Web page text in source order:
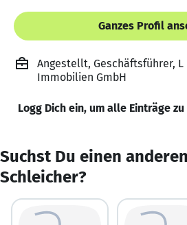
Ganzes Profil
Angestellt, Geschäftsführer,
Immobilien GmbH
Logg Dich ein, um alle Einträge
Suchst Du einen
Schleicher?